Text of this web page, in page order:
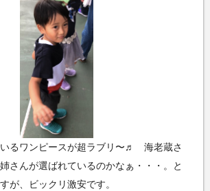
るワンピースが超ラブリ〜♬ 海老蔵さ
さんが選ばれているのかなぁ・・・。と
が、ビックリ激安です。